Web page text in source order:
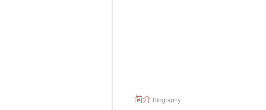
简介 Biography